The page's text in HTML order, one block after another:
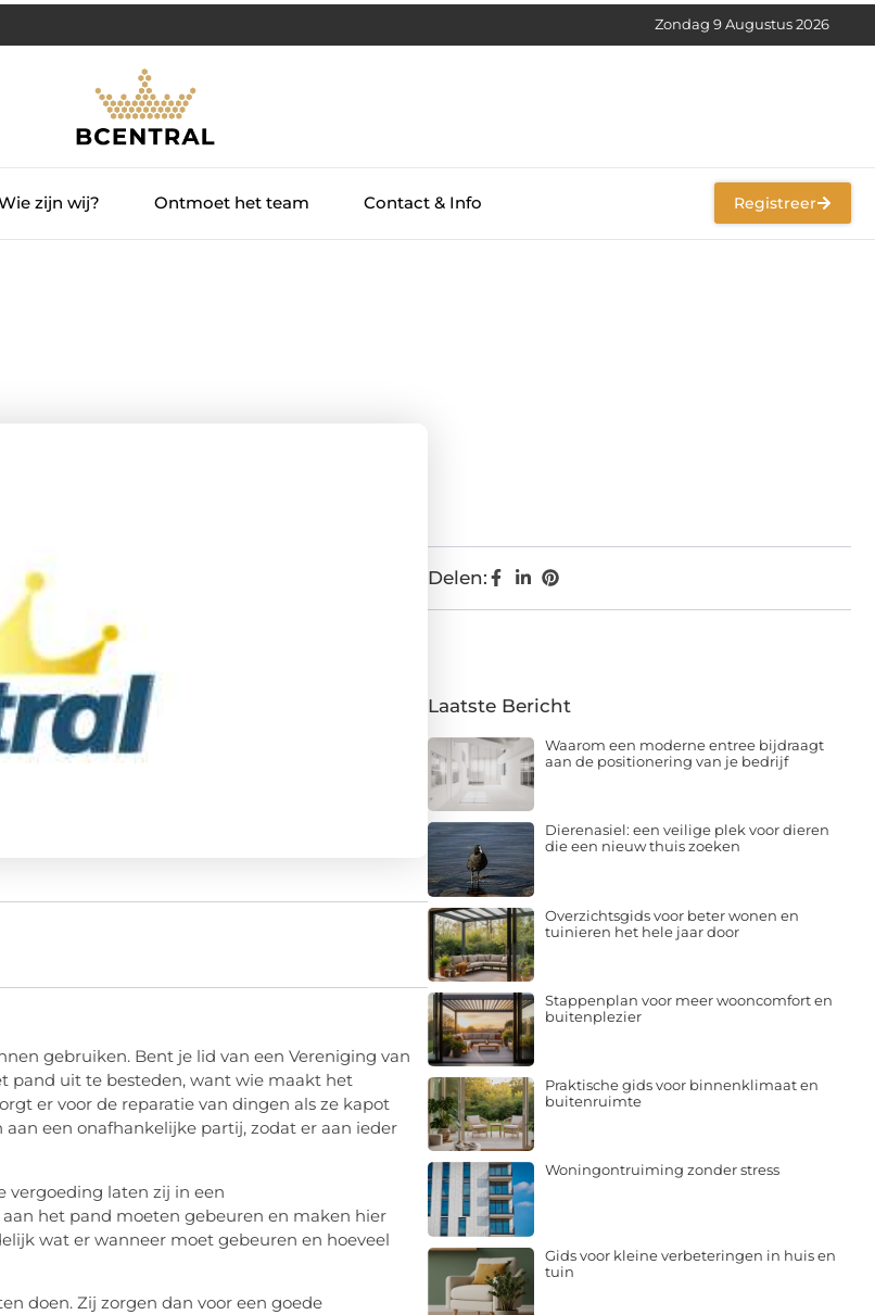
Zondag 9 Augustus 2026
zijn wij? Ontmoet het team Contact & Info Registreer
gebruiken. Bent je lid van een Vereniging van
pand uit te besteden, want wie maakt het
er voor de reparatie van dingen als ze kapot
een onafhankelijke partij, zodat er aan ieder
vergoeding laten zij in een
het pand moeten gebeuren en maken hier
wat er wanneer moet gebeuren en hoeveel
doen. Zij zorgen dan voor een goede
Delen:
Laatste Bericht
Waarom een moderne entree bijdraagt
aan de positionering van je bedrijf
Dierenasiel: een veilige plek voor dieren
die een nieuw thuis zoeken
Overzichtsgids voor beter wonen en
tuinieren het hele jaar door
Stappenplan voor meer wooncomfort en
buitenplezier
Praktische gids voor binnenklimaat en
buitenruimte
Woningontruiming zonder stress
Gids voor kleine verbeteringen in huis en
tuin